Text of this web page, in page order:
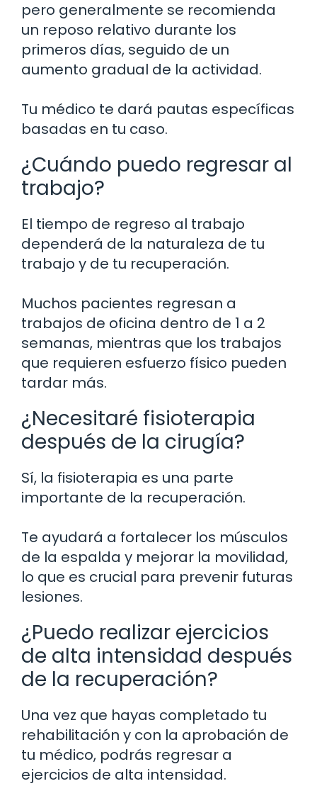
pero generalmente se recomienda
un reposo relativo durante los
primeros días, seguido de un
aumento gradual de la actividad.
Tu médico te dará pautas específicas
basadas en tu caso.
¿Cuándo puedo regresar al
trabajo?
El tiempo de regreso al trabajo
dependerá de la naturaleza de tu
trabajo y de tu recuperación.
Muchos pacientes regresan a
trabajos de oficina dentro de 1 a 2
semanas, mientras que los trabajos
que requieren esfuerzo físico pueden
tardar más.
¿Necesitaré fisioterapia
después de la cirugía?
Sí, la fisioterapia es una parte
importante de la recuperación.
Te ayudará a fortalecer los músculos
de la espalda y mejorar la movilidad,
lo que es crucial para prevenir futuras
lesiones.
¿Puedo realizar ejercicios
de alta intensidad después
de la recuperación?
Una vez que hayas completado tu
rehabilitación y con la aprobación de
tu médico, podrás regresar a
ejercicios de alta intensidad.